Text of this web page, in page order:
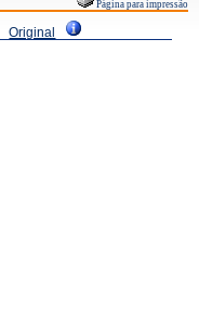
Página para impressão
Original